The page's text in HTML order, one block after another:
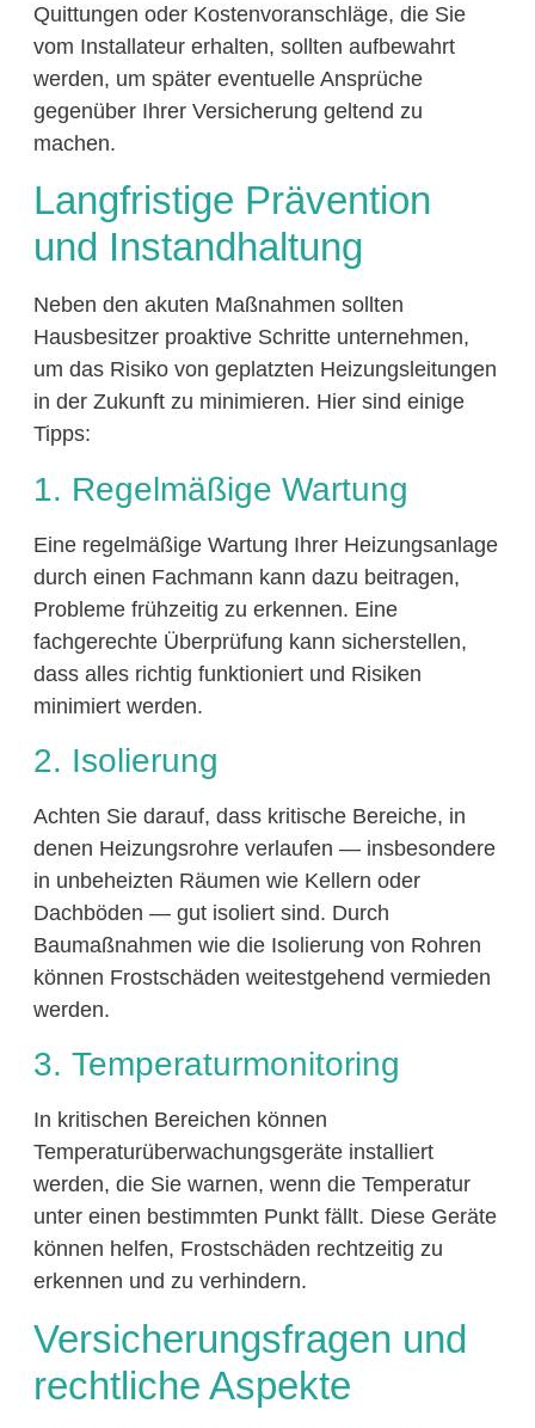
Quittungen oder Kostenvoranschläge, die Sie
vom Installateur erhalten, sollten aufbewahrt
werden, um später eventuelle Ansprüche
gegenüber Ihrer Versicherung geltend zu
machen.
Langfristige Prävention
und Instandhaltung
Neben den akuten Maßnahmen sollten
Hausbesitzer proaktive Schritte unternehmen,
um das Risiko von geplatzten Heizungsleitungen
in der Zukunft zu minimieren. Hier sind einige
Tipps:
1. Regelmäßige Wartung
Eine regelmäßige Wartung Ihrer Heizungsanlage
durch einen Fachmann kann dazu beitragen,
Probleme frühzeitig zu erkennen. Eine
fachgerechte Überprüfung kann sicherstellen,
dass alles richtig funktioniert und Risiken
minimiert werden.
2. Isolierung
Achten Sie darauf, dass kritische Bereiche, in
denen Heizungsrohre verlaufen — insbesondere
in unbeheizten Räumen wie Kellern oder
Dachböden — gut isoliert sind. Durch
Baumaßnahmen wie die Isolierung von Rohren
können Frostschäden weitestgehend vermieden
werden.
3. Temperaturmonitoring
In kritischen Bereichen können
Temperaturüberwachungsgeräte installiert
werden, die Sie warnen, wenn die Temperatur
unter einen bestimmten Punkt fällt. Diese Geräte
können helfen, Frostschäden rechtzeitig zu
erkennen und zu verhindern.
Versicherungsfragen und
rechtliche Aspekte